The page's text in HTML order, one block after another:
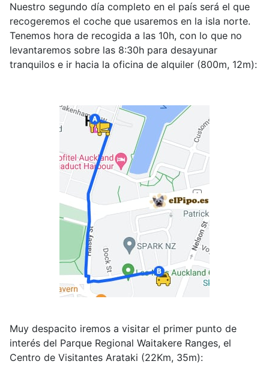
Nuestro segundo día completo en el país será el que
recogeremos el coche que usaremos en la isla norte.
Tenemos hora de recogida a las 10h, con lo que no
levantaremos sobre las 8:30h para desayunar
tranquilos e ir hacia la oficina de alquiler (800m, 12m):
Muy despacito iremos a visitar el primer punto de
interés del Parque Regional Waitakere Ranges, el
Centro de Visitantes Arataki (22Km, 35m):